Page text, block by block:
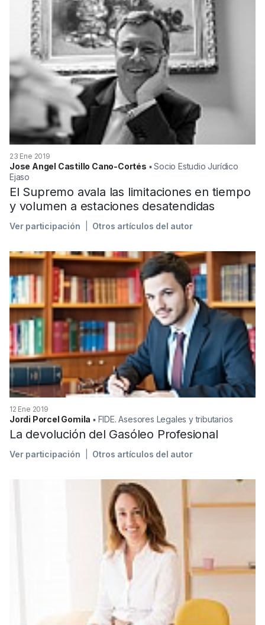
23 Ene 2019
Jose Angel Castillo Cano-Cortés ▪︎ Socio Estudio Jurídico
Ejaso
El Supremo avala las limitaciones en tiempo
y volumen a estaciones desatendidas
Ver participación Otros artículos del autor
12 Ene 2019
Jordi Porcel Gomila ▪︎ FIDE. Asesores Legales y tributarios
La devolución del Gasóleo Profesional
Ver participación Otros artículos del autor